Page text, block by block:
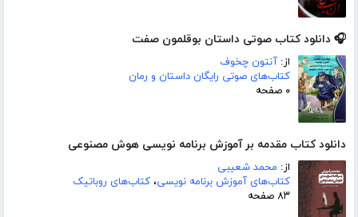
🎧 دانلود کتاب صوتی داستان بوقلمون صفت
از: آنتون چخوف
کتاب‌های صوتی رایگان داستان و رمان
۰ صفحه
دانلود کتاب مقدمه بر آموزش برنامه نویسی هوش مصنوعی
از: محمد شعیبی
کتاب‌های آموزش برنامه نویسی، کتاب‌های روباتیک
۸۳ صفحه